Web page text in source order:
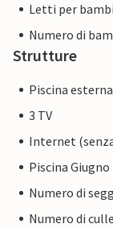
Letti per
Numero di
Strutture
Piscina
3 TV
Internet
Piscina
Numero di
Numero di